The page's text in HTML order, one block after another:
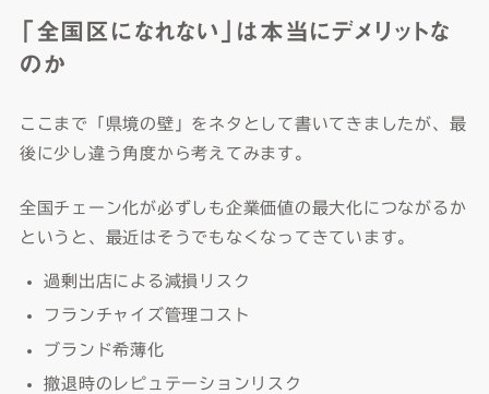
「全国区になれない」は本当にデメリットな
のか
ここまで「県境の壁」をネタとして書いてきましたが、最
後に少し違う角度から考えてみます。
全国チェーン化が必ずしも企業価値の最大化につながるか
というと、最近はそうでもなくなってきています。
過剰出店による減損リスク
フランチャイズ管理コスト
ブランド希薄化
撤退時のレピュテーションリスク